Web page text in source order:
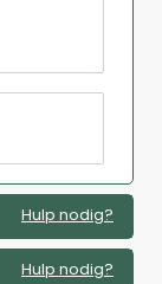
Hulp nodig?
Hulp nodig?